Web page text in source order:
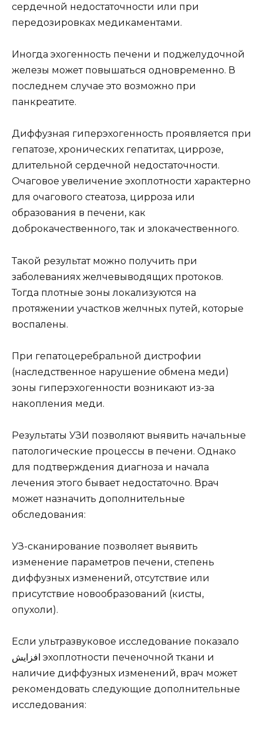
сердечной недостаточности или при
передозировках медикаментами.
Иногда эхогенность печени и поджелудочной
железы может повышаться одновременно. В
последнем случае это возможно при
панкреатите.
Диффузная гиперэхогенность проявляется при
гепатозе, хронических гепатитах, циррозе,
длительной сердечной недостаточности.
Очаговое увеличение эхоплотности характерно
для очагового стеатоза, цирроза или
образования в печени, как
доброкачественного, так и злокачественного.
Такой результат можно получить при
заболеваниях желчевыводящих протоков.
Тогда плотные зоны локализуются на
протяжении участков желчных путей, которые
воспалены.
При гепатоцеребральной дистрофии
(наследственное нарушение обмена меди)
зоны гиперэхогенности возникают из-за
накопления меди.
Результаты УЗИ позволяют выявить начальные
патологические процессы в печени. Однако
для подтверждения диагноза и начала
лечения этого бывает недостаточно. Врач
может назначить дополнительные
обследования:
УЗ-сканирование позволяет выявить
изменение параметров печени, степень
диффузных изменений, отсутствие или
присутствие новообразований (кисты,
опухоли).
Если ультразвуковое исследование показало
افزایش эхоплотности печеночной ткани и
наличие диффузных изменений, врач может
рекомендовать следующие дополнительные
исследования: